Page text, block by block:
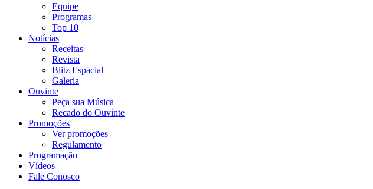
Equipe
Programas
Top 10
Notícias
Receitas
Revista
Blitz Espacial
Galeria
Ouvinte
Peça sua Música
Recado do Ouvinte
Promoções
Ver promoções
Regulamento
Programação
Vídeos
Fale Conosco